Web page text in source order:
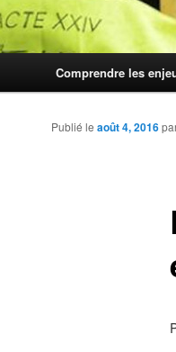
Comprendre les
Publié le août 4, 2016